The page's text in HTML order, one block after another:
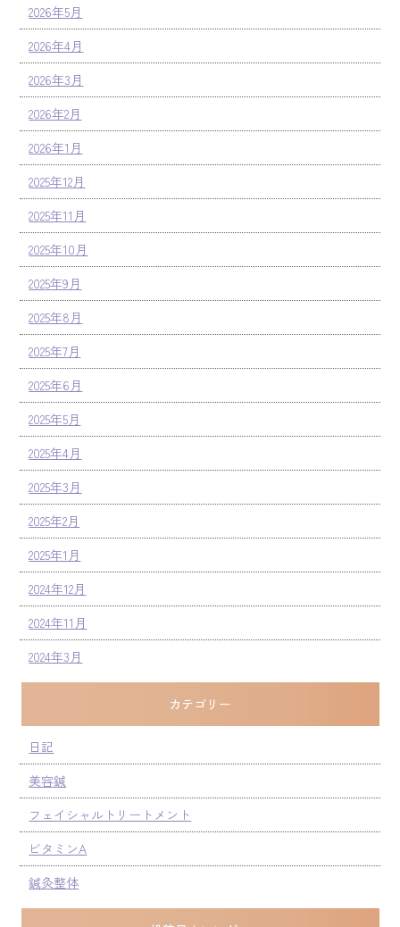
2026年5月
2026年4月
2026年3月
2026年2月
2026年1月
2025年12月
2025年11月
2025年10月
2025年9月
2025年8月
2025年7月
2025年6月
2025年5月
2025年4月
2025年3月
2025年2月
2025年1月
2024年12月
2024年11月
2024年3月
カテゴリー
日記
美容鍼
フェイシャルトリートメント
ビタミンA
鍼灸整体